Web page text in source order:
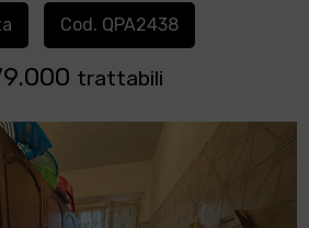
Cod. QPA2438
trattabili